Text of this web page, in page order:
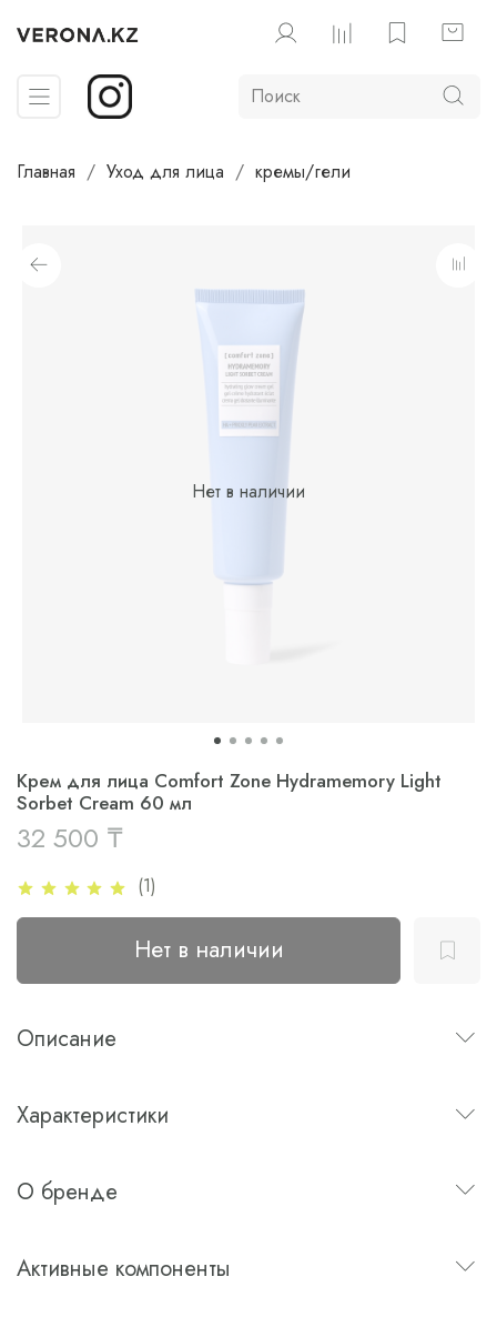
Главная Уход для лица кремы/гели
Нет в наличии
(1)
Крем для лица Comfort Zone Hydramemory Light
Sorbet Cream 60 мл
32 500 ₸
Нет в наличии
Описание
Характеристики
О бренде
Активные компоненты